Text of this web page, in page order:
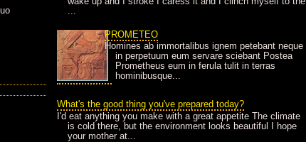
...
PROMETEO
Homines ab immortalibus ignem petebant neque
in perpetuum eum servare sciebant Postea
Prometheus eum in ferula tulit in terras
hominibusque...
What's the good thing you've prepared today?
I'd eat anything you make with a great appetite The climate
is cold there, but the environment looks beautiful I hope
your mother at...